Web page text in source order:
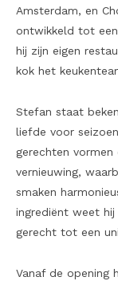
Amsterdam, en
ontwikkeld tot
hij zijn eigen
kok het
Stefan staat
liefde voor
gerechten
vernieuwing,
smaken
ingrediënt weet
gerecht tot een
Vanaf de opening